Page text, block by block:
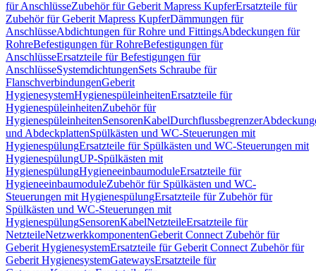
für AnschlüsseZubehör für Geberit Mapress KupferErsatzteile für
Zubehör für Geberit Mapress KupferDämmungen für
AnschlüsseAbdichtungen für Rohre und FittingsAbdeckungen für
RohreBefestigungen für RohreBefestigungen für
AnschlüsseErsatzteile für Befestigungen für
AnschlüsseSystemdichtungenSets Schraube für
FlanschverbindungenGeberit
HygienesystemHygienespüleinheitenErsatzteile für
HygienespüleinheitenZubehör für
HygienespüleinheitenSensorenKabelDurchflussbegrenzer
und AbdeckplattenSpülkästen und WC-Steuerungen mit
HygienespülungErsatzteile für Spülkästen und WC-Steuerungen mit
HygienespülungUP-Spülkästen mit
HygienespülungHygieneeinbaumoduleErsatzteile für
HygieneeinbaumoduleZubehör für Spülkästen und WC-
Steuerungen mit HygienespülungErsatzteile für Zubehör für
Spülkästen und WC-Steuerungen mit
HygienespülungSensorenKabelNetzteileErsatzteile für
NetzteileNetzwerkkomponentenGeberit Connect Zubehör für
Geberit HygienesystemErsatzteile für Geberit Connect Zubehör für
Geberit HygienesystemGatewaysErsatzteile für